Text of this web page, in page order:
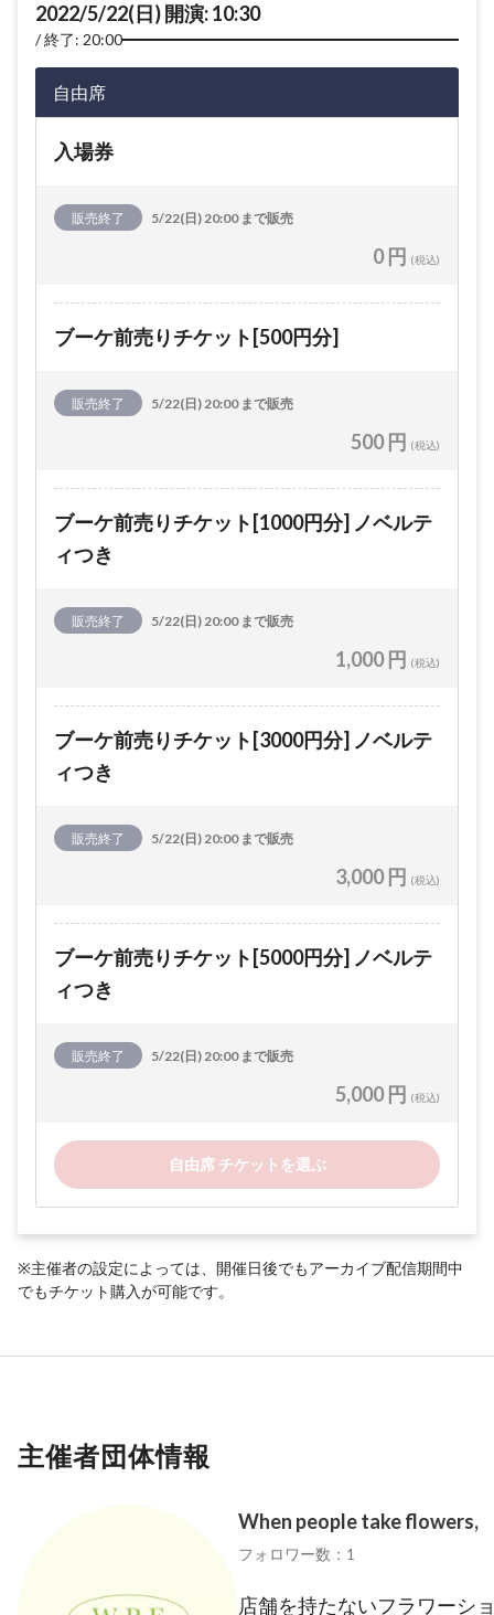
2022/5/22(日) 開演: 10:30
終了: 20:00
自由席
入場券
販売終了 5/22(日) 20:00 まで販売
0 円 (税込)
ブーケ前売りチケット[500円分]
販売終了 5/22(日) 20:00 まで販売
500 円 (税込)
ブーケ前売りチケット[1000円分] ノベルテ
ィつき
販売終了 5/22(日) 20:00 まで販売
1,000 円 (税込)
ブーケ前売りチケット[3000円分] ノベルテ
ィつき
販売終了 5/22(日) 20:00 まで販売
3,000 円 (税込)
ブーケ前売りチケット[5000円分] ノベルテ
ィつき
販売終了 5/22(日) 20:00 まで販売
5,000 円 (税込)
自由席 チケットを選ぶ
※主催者の設定によっては、開催日後でもアーカイブ配信期間中
でもチケット購入が可能です。
主催者団体情報
When people take flowers,
フォロワー数：1
店舗を持たないフラワーシ